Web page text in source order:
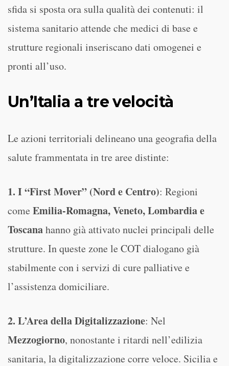
sfida si sposta ora sulla qualità dei contenuti: il
sistema sanitario attende che medici di base e
strutture regionali inseriscano dati omogenei e
pronti all’uso.
Un’Italia a tre velocità
Le azioni territoriali delineano una geografia della
salute frammentata in tre aree distinte:
1. I “First Mover” (Nord e Centro): Regioni
come Emilia-Romagna, Veneto, Lombardia e
Toscanahanno già attivato nuclei principali delle
strutture. In queste zone le COT dialogano già
stabilmente con i servizi di cure palliative e
l’assistenza domiciliare.
2. L’Area della Digitalizzazione: Nel
Mezzogiorno, nonostante i ritardi nell’edilizia
sanitaria, la digitalizzazione corre veloce. Sicilia e